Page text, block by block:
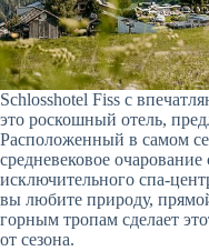
Schlosshotel Fiss с
это роскошный отель,
Расположенный в самом
средневековое
исключительного спа-
вы любите природу,
горным тропам сделает
от сезона.